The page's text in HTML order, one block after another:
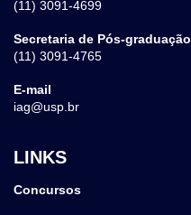
(11) 3091-4699
Secretaria de Pós-graduação
(11) 3091-4765
E-mail
iag@usp.br
LINKS
Concursos